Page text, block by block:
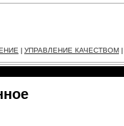
УПРАВЛЕНИЕ КАЧЕСТВОМ